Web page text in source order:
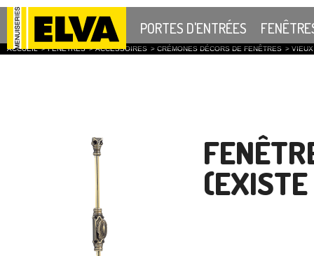
PORTES D'ENTRÉES
ACCUEIL > FENÊTRES > ACCESSOIRES > CRÉMONES DÉCORS DE FENÊTRES >